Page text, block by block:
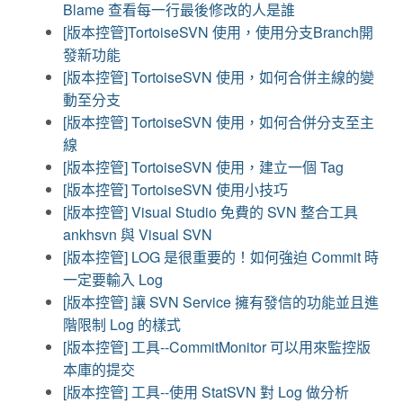
Blame 查看每一行最後修改的人是誰
[版本控管]TortoiseSVN 使用，使用分支Branch開
發新功能
[版本控管] TortoiseSVN 使用，如何合併主線的變
動至分支
[版本控管] TortoiseSVN 使用，如何合併分支至主
線
[版本控管] TortoiseSVN 使用，建立一個 Tag
[版本控管] TortoiseSVN 使用小技巧
[版本控管] Visual Studio 免費的 SVN 整合工具
ankhsvn 與 Visual SVN
[版本控管] LOG 是很重要的！如何強迫 Commit 時
一定要輸入 Log
[版本控管] 讓 SVN Service 擁有發信的功能並且進
階限制 Log 的樣式
[版本控管] 工具--CommitMonitor 可以用來監控版
本庫的提交
[版本控管] 工具--使用 StatSVN 對 Log 做分析